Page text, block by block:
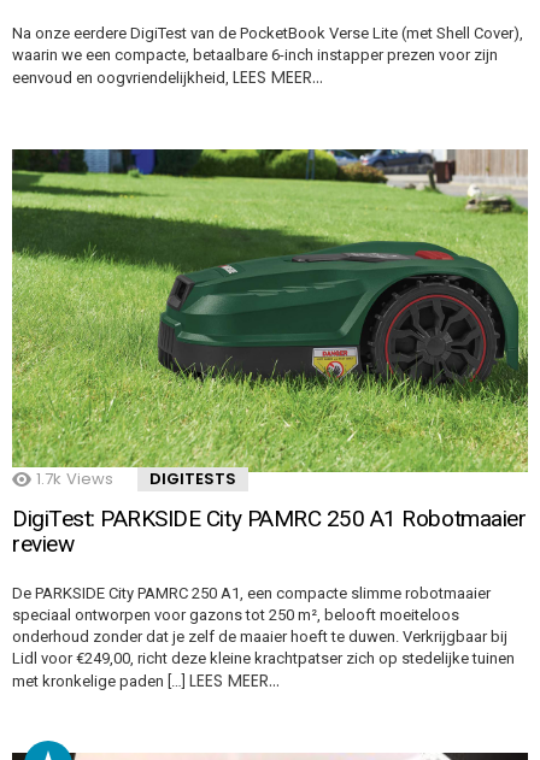
Na onze eerdere DigiTest van de PocketBook Verse Lite (met Shell Cover),
waarin we een compacte, betaalbare 6-inch instapper prezen voor zijn
eenvoud en oogvriendelijkheid, LEES MEER…
1.7k Views DIGITESTS
DigiTest: PARKSIDE City PAMRC 250 A1 Robotmaaier
review
De PARKSIDE City PAMRC 250 A1, een compacte slimme robotmaaier
speciaal ontworpen voor gazons tot 250 m², belooft moeiteloos
onderhoud zonder dat je zelf de maaier hoeft te duwen. Verkrijgbaar bij
Lidl voor €249,00, richt deze kleine krachtpatser zich op stedelijke tuinen
met kronkelige paden […] LEES MEER…